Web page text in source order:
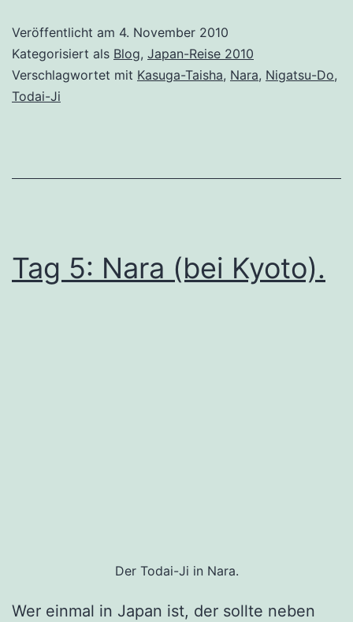
Veröffentlicht am 4. November 2010
Kategorisiert als Blog, Japan-Reise 2010
Verschlagwortet mit Kasuga-Taisha, Nara, Nigatsu-Do,
Todai-Ji
Tag 5: Nara (bei Kyoto).
Der Todai-Ji in Nara.
Wer einmal in Japan ist, der sollte neben